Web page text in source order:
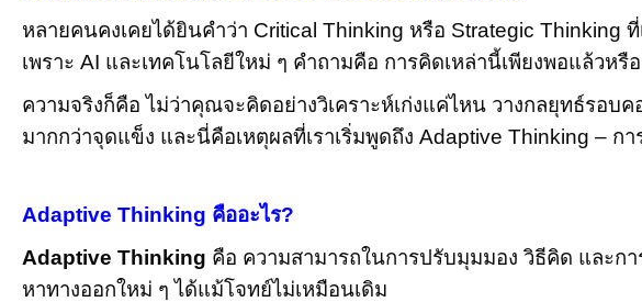
หลายคนคงเคยได้ยินคำว่า Critical Thinking หรือ Strategic Thinking
เพราะ AI และเทคโนโลยีใหม่ ๆ คำถามคือ การคิดเหล่านี้เพียงพอแล้วหรื
ความจริงก็คือ ไม่ว่าคุณจะคิดอย่างวิเคราะห์เก่งแค่ไหน วางกลยุทธ์รอ
มากกว่าจุดแข็ง และนี่คือเหตุผลที่เราเริ่มพูดถึง Adaptive Thinking – ก
Adaptive Thinking คืออะไร?
Adaptive Thinking คือ ความสามารถในการปรับมุมมอง วิธีคิด และ
หาทางออกใหม่ ๆ ได้แม้โจทย์ไม่เหมือนเดิม